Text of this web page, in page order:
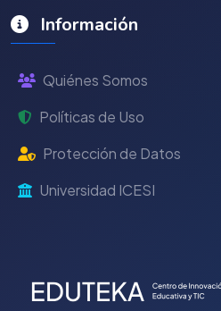
Información
Quiénes Somos
Políticas de Uso
Protección de Datos
Universidad ICESI